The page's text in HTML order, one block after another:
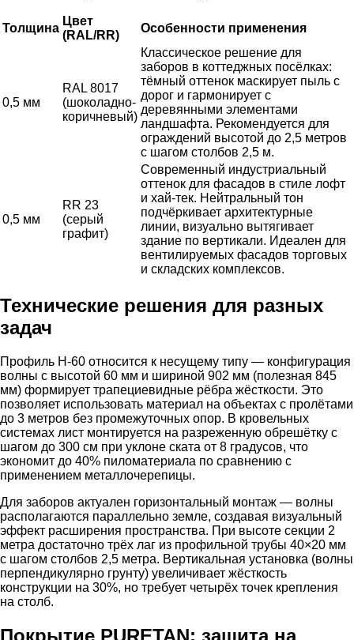
Толщина
Цвет
(RAL/RR)
Особенности применения
0,5 мм
RAL 8017
(шоколадно-
коричневый)
Классическое решение для
заборов в коттеджных посёлках:
тёмный оттенок маскирует пыль с
дорог и гармонирует с
деревянными элементами
ландшафта. Рекомендуется для
ограждений высотой до 2,5 метров
с шагом столбов 2,5 м.
0,5 мм
RR 23
(серый
графит)
Современный индустриальный
оттенок для фасадов в стиле лофт
и хай-тек. Нейтральный тон
подчёркивает архитектурные
линии, визуально вытягивает
здание по вертикали. Идеален для
вентилируемых фасадов торговых
и складских комплексов.
Технические решения для разных
задач
Профиль Н-60 относится к несущему типу — конфигурация
волны с высотой 60 мм и шириной 902 мм (полезная 845
мм) формирует трапециевидные рёбра жёсткости. Это
позволяет использовать материал на объектах с пролётами
до 3 метров без промежуточных опор. В кровельных
системах лист монтируется на разреженную обрешётку с
шагом до 300 см при уклоне ската от 8 градусов, что
экономит до 40% пиломатериала по сравнению с
применением металлочерепицы.
Для заборов актуален горизонтальный монтаж — волны
располагаются параллельно земле, создавая визуальный
эффект расширения пространства. При высоте секции 2
метра достаточно трёх лаг из профильной трубы 40×20 мм
с шагом столбов 2,5 метра. Вертикальная установка (волны
перпендикулярно грунту) увеличивает жёсткость
конструкции на 30%, но требует четырёх точек крепления
на столб.